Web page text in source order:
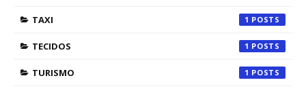
TAXI 1
TECIDOS 1
TURISMO 1